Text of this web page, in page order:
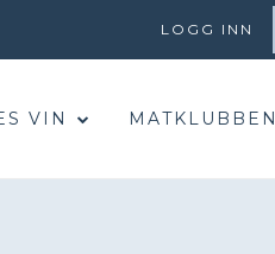
LOGG INN
VIN MATKLUBBEN